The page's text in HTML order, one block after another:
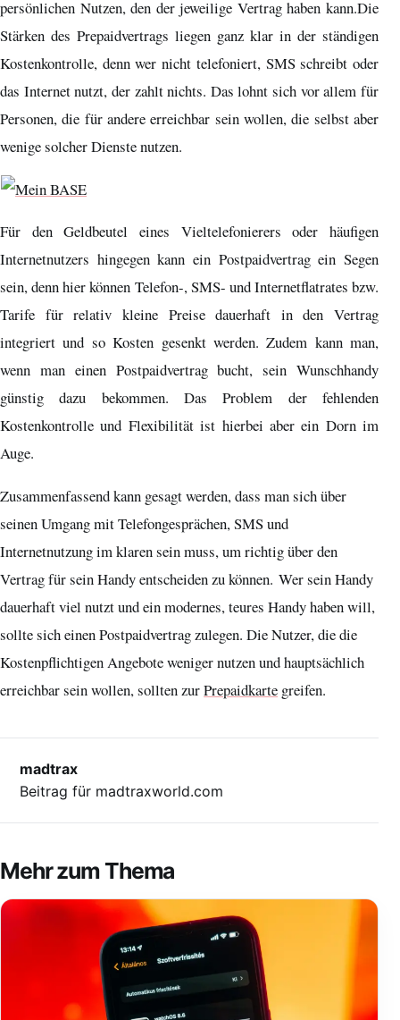
persönlichen Nutzen, den der jeweilige Vertrag haben kann.Die
Stärken des Prepaidvertrags liegen ganz klar in der ständigen
Kostenkontrolle, denn wer nicht telefoniert, SMS schreibt oder
das Internet nutzt, der zahlt nichts. Das lohnt sich vor allem für
Personen, die für andere erreichbar sein wollen, die selbst aber
wenige solcher Dienste nutzen.
Für den Geldbeutel eines Vieltelefonierers oder häufigen
Internetnutzers hingegen kann ein Postpaidvertrag ein Segen
sein, denn hier können Telefon-, SMS- und Internetflatrates bzw.
Tarife für relativ kleine Preise dauerhaft in den Vertrag
integriert und so Kosten gesenkt werden. Zudem kann man,
wenn man einen Postpaidvertrag bucht, sein Wunschhandy
günstig dazu bekommen. Das Problem der fehlenden
Kostenkontrolle und Flexibilität ist hierbei aber ein Dorn im
Auge.
Zusammenfassend kann gesagt werden, dass man sich über
seinen Umgang mit Telefongesprächen, SMS und
Internetnutzung im klaren sein muss, um richtig über den
Vertrag für sein Handy entscheiden zu können. Wer sein Handy
dauerhaft viel nutzt und ein modernes, teures Handy haben will,
sollte sich einen Postpaidvertrag zulegen. Die Nutzer, die die
Kostenpflichtigen Angebote weniger nutzen und hauptsächlich
erreichbar sein wollen, sollten zurPrepaidkarte greifen.
madtrax
Beitrag für madtraxworld.com
Mehr zum Thema